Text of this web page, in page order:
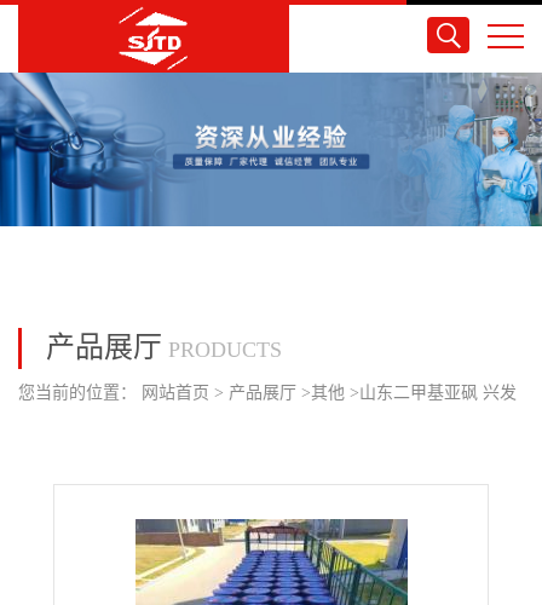
产品展厅 PRODUCTS
您当前的位置： 网站首页 > 产品展厅 >其他 >山东二甲基亚砜 兴发